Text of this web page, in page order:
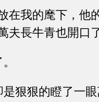
在我的麾下，他
夫長牛青也開口
是狠狠的瞪了一